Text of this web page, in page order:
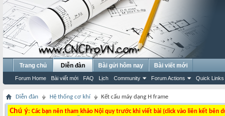
Trang chủ Diễn đàn
Forum Home Bài viết mới FAQ Lịch Community Forum Actions Quick Links
Bài gửi hôm nay Bài viết mới
Diễn đàn Hệ thống cơ khí Kết cấu máy dạng H frame
Chú ý: Các bạn nên tham khảo Nội quy trước khi viết bài (click vào liên kết bên